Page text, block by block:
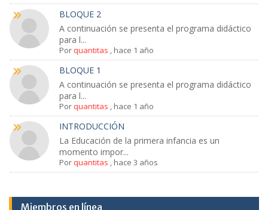
BLOQUE 2
A continuación se presenta el programa didáctico
para l...
Porquantitas , hace 1 año
BLOQUE 1
A continuación se presenta el programa didáctico
para l...
Porquantitas , hace 1 año
INTRODUCCIÓN
La Educación de la primera infancia es un
momento impor...
Porquantitas , hace 3 años
Miembros en línea